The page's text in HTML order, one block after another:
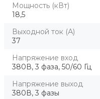
Мощность (кВт)
18,5
Выходной ток (А)
37
Напряжение вход
380В, 3 фаза, 50/60 Гц
Напряжение выход
380В, 3 фазы